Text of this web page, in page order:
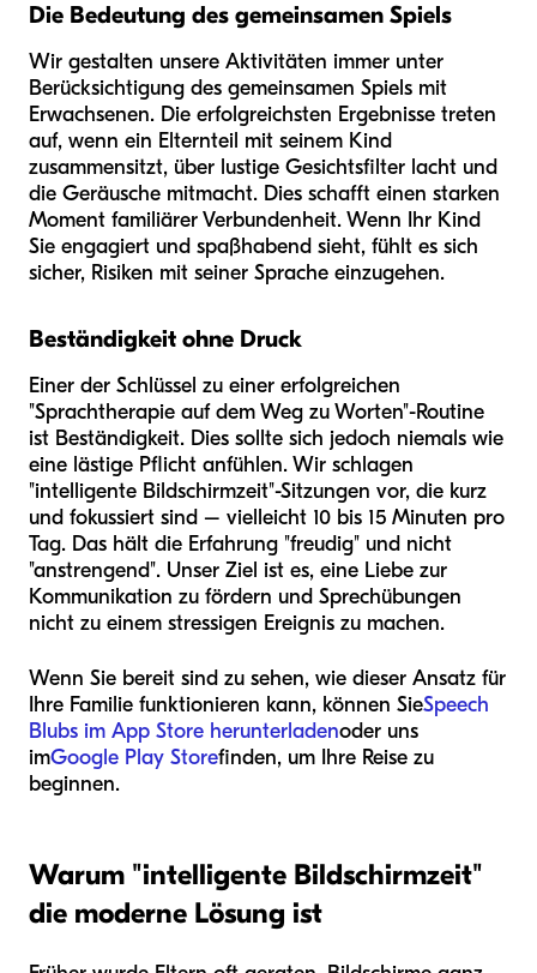
Die Bedeutung des gemeinsamen Spiels
Wir gestalten unsere Aktivitäten immer unter
Berücksichtigung des gemeinsamen Spiels mit
Erwachsenen. Die erfolgreichsten Ergebnisse treten
auf, wenn ein Elternteil mit seinem Kind
zusammensitzt, über lustige Gesichtsfilter lacht und
die Geräusche mitmacht. Dies schafft einen starken
Moment familiärer Verbundenheit. Wenn Ihr Kind
Sie engagiert und spaßhabend sieht, fühlt es sich
sicher, Risiken mit seiner Sprache einzugehen.
Beständigkeit ohne Druck
Einer der Schlüssel zu einer erfolgreichen
"Sprachtherapie auf dem Weg zu Worten"-Routine
ist Beständigkeit. Dies sollte sich jedoch niemals wie
eine lästige Pflicht anfühlen. Wir schlagen
"intelligente Bildschirmzeit"-Sitzungen vor, die kurz
und fokussiert sind – vielleicht 10 bis 15 Minuten pro
Tag. Das hält die Erfahrung "freudig" und nicht
"anstrengend". Unser Ziel ist es, eine Liebe zur
Kommunikation zu fördern und Sprechübungen
nicht zu einem stressigen Ereignis zu machen.
Wenn Sie bereit sind zu sehen, wie dieser Ansatz für
Ihre Familie funktionieren kann, können SieSpeech
Blubs im App Store herunterladenoder uns
imGoogle Play Storefinden, um Ihre Reise zu
beginnen.
Warum "intelligente Bildschirmzeit"
die moderne Lösung ist